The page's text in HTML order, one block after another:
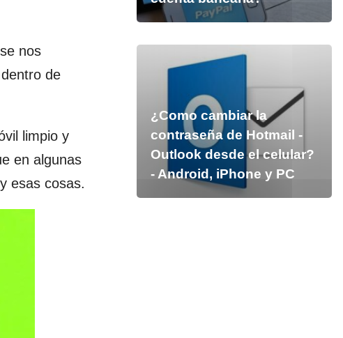
nos
dentro de
limpio y
en algunas
esas cosas.
¿Como cambiar la
contraseña de Hotmail -
Outlook desde el celular?
- Android, iPhone y PC